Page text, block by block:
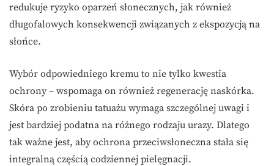
redukuje ryzyko oparzeń słonecznych, jak również
długofalowych konsekwencji związanych z ekspozycją na
słońce.
Wybór odpowiedniego kremu to nie tylko kwestia
ochrony – wspomaga on również regenerację naskórka.
Skóra po zrobieniu tatuażu wymaga szczególnej uwagi i
jest bardziej podatna na różnego rodzaju urazy. Dlatego
tak ważne jest, aby ochrona przeciwsłoneczna stała się
integralną częścią codziennej pielęgnacji.